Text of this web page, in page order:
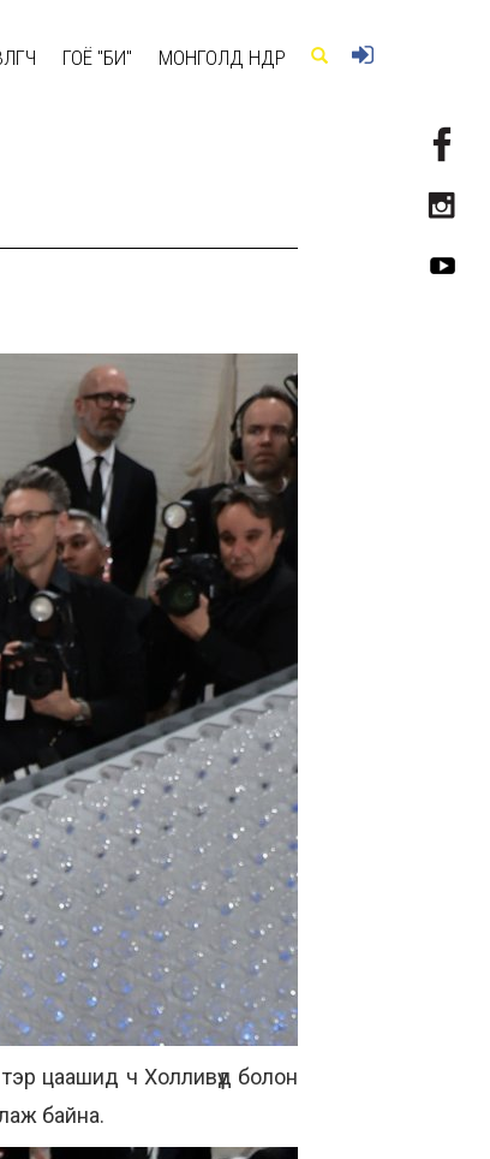
ГОЁ "БИ" МОНГОЛД ӨНӨӨДӨР
цаашид ч Холливүүд болон
байна.